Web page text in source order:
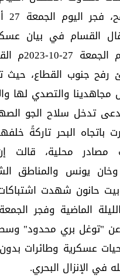
على
2023. وقال القسام في بيان
العدو فجر
رفح جنوب القطاع،
مجاهدينا والتصدي لها
تدخل سلاح الجو
باتجاه البحر تاركةً
مصادر محلية، قالت
وخان يونس والمناطق
حانون شهدت
الماضية وفجر
عن "توغل بري محدود"
عسكرية وطائرات
الإنزال البحري.